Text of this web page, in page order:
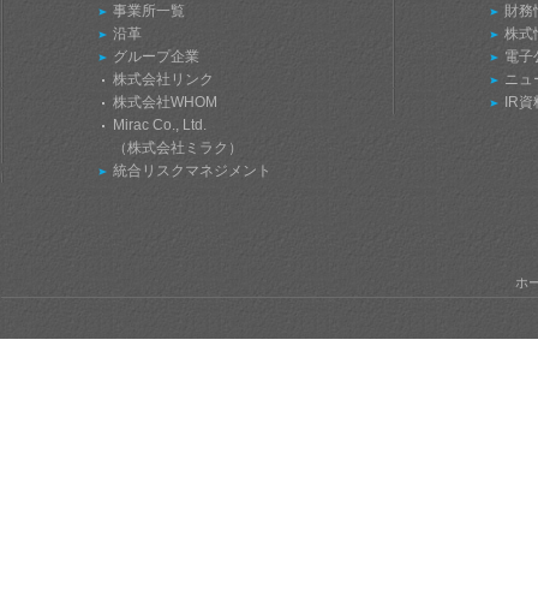
事業所一覧
沿革
グループ企業
株式会社リンク
株式会社WHOM
Mirac Co., Ltd.
（株式会社ミラク）
統合リスクマネジメント
財務
株式
電子
ニュ
IR
ホ